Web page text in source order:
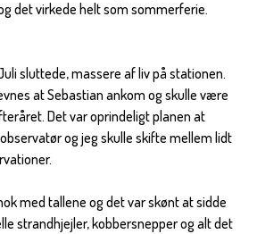
det virkede helt som sommerferie.
sluttede, massere af liv på stationen.
at Sebastian ankom og skulle være
Det var oprindeligt planen at
og jeg skulle skifte mellem lidt
med tallene og det var skønt at sidde
strandhjejler, kobbersnepper og alt det